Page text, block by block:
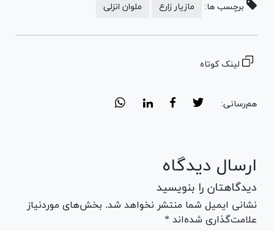
برچسب ها: مازیار زارع ملوان انزلی
لینک کوتاه
هم‌رسانی:
ارسال دیدگاه
دیدگاهتان را بنویسید
نشانی ایمیل شما منتشر نخواهد شد. بخش‌های موردنیاز
علامت‌گذاری شده‌اند *